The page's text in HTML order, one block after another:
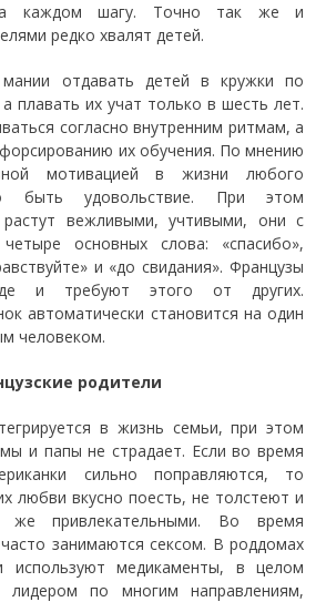
каждом шагу. Точно так же и
редко хвалят детей.
отдавать детей в кружки по
плавать их учат только в шесть лет.
согласно внутренним ритмам, а
их обучения. По мнению
мотивацией в жизни любого
быть удовольствие. При этом
растут вежливыми, учтивыми, они с
основных слова: «спасибо»,
и «до свидания». Французы
и требуют этого от других.
автоматически становится на один
человеком.
родители
в жизнь семьи, при этом
и папы не страдает. Если во время
сильно поправляются, то
любви вкусно поесть, не толстеют и
же привлекательными. Во время
занимаются сексом. В роддомах
используют медикаменты, в целом
лидером по многим направлениям,